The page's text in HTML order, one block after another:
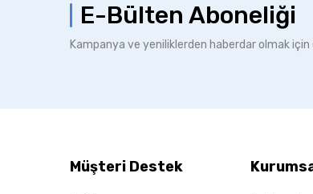
E-Bülten Aboneliği
Kampanya ve yeniliklerden haberdar olmak
Müşteri Destek